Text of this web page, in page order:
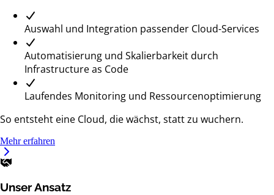
Auswahl und Integration passender Cloud-Services
Automatisierung und Skalierbarkeit durch
Infrastructure as Code
Laufendes Monitoring und Ressourcenoptimierung
So entsteht eine Cloud, die wächst, statt zu wuchern.
Mehr erfahren
Unser Ansatz